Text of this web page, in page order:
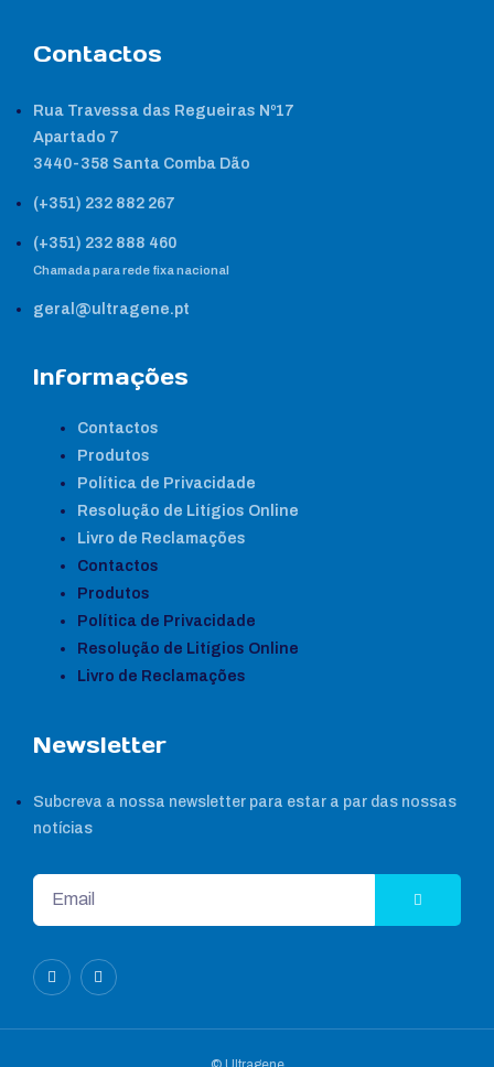
Contactos
Rua Travessa das Regueiras Nº17
Apartado 7
3440-358 Santa Comba Dão
(+351) 232 882 267
(+351) 232 888 460
Chamada para rede fixa nacional
geral@ultragene.pt
Informações
Contactos
Produtos
Política de Privacidade
Resolução de Litígios Online
Livro de Reclamações
Contactos
Produtos
Política de Privacidade
Resolução de Litígios Online
Livro de Reclamações
Newsletter
Subcreva a nossa newsletter para estar a par das nossas
notícias